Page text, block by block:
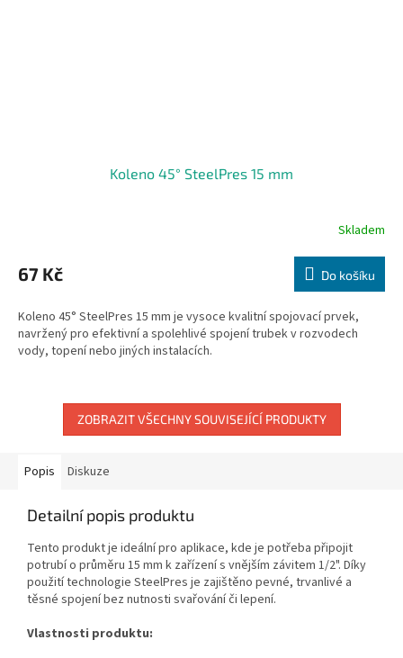
Koleno 45° SteelPres 15 mm
Skladem
67 Kč Do košíku
Koleno 45° SteelPres 15 mm je vysoce kvalitní spojovací prvek,
navržený pro efektivní a spolehlivé spojení trubek v rozvodech
vody, topení nebo jiných instalacích.
ZOBRAZIT VŠECHNY SOUVISEJÍCÍ PRODUKTY
Popis Diskuze
Detailní popis produktu
Tento produkt je ideální pro aplikace, kde je potřeba připojit
potrubí o průměru 15 mm k zařízení s vnějším závitem 1/2". Díky
použití technologie SteelPres je zajištěno pevné, trvanlivé a
těsné spojení bez nutnosti svařování či lepení.
Vlastnosti produktu: